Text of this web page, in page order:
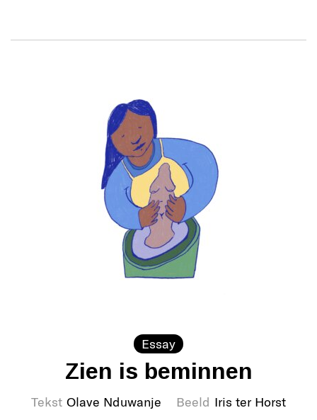
Essay
Zien is beminnen
Tekst Olave Nduwanje Beeld Iris ter Horst